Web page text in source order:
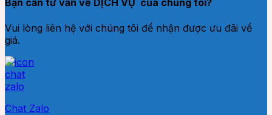
Bạn cần tư vấn về DỊCH VỤ của chúng tôi?
Vui lòng liên hệ với chúng tôi để nhận được ưu đãi về
giá.
Chat Zalo